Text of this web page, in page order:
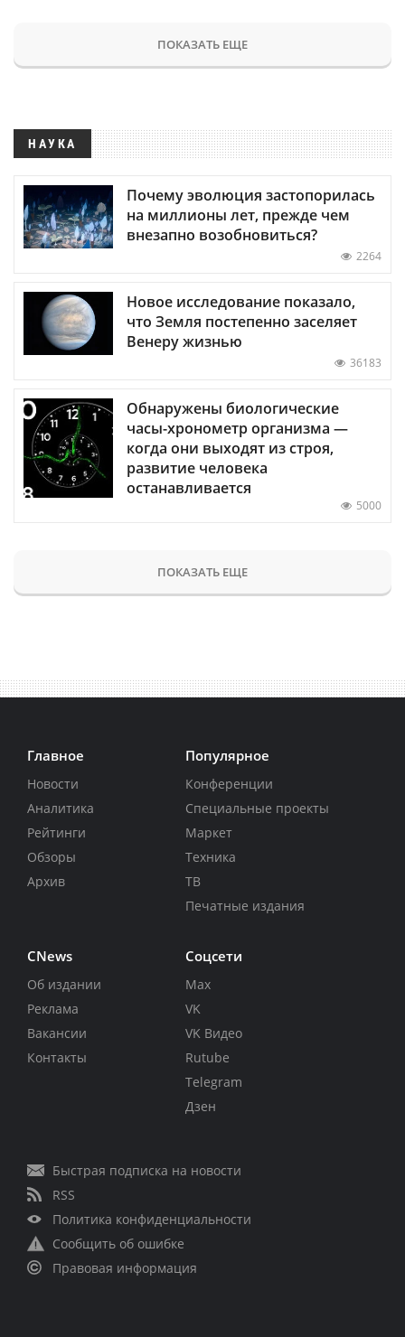
ПОКАЗАТЬ ЕЩЕ
НАУКА
Почему эволюция застопорилась
на миллионы лет, прежде чем
внезапно возобновиться?
2264
Новое исследование показало,
что Земля постепенно заселяет
Венеру жизнью
36183
Обнаружены биологические
часы-хронометр организма —
когда они выходят из строя,
развитие человека
останавливается
5000
ПОКАЗАТЬ ЕЩЕ
Главное
Новости
Аналитика
Рейтинги
Обзоры
Архив
Популярное
Конференции
Специальные проекты
Маркет
Техника
ТВ
Печатные издания
CNews
Об издании
Реклама
Вакансии
Контакты
Соцсети
Max
VK
VK Видео
Rutube
Telegram
Дзен
Быстрая подписка на новости
RSS
Политика конфиденциальности
Сообщить об ошибке
Правовая информация